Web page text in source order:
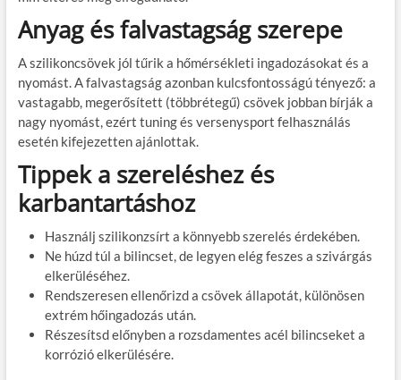
Anyag és falvastagság szerepe
A szilikoncsövek jól tűrik a hőmérsékleti ingadozásokat és a
nyomást. A falvastagság azonban kulcsfontosságú tényező: a
vastagabb, megerősített (többrétegű) csövek jobban bírják a
nagy nyomást, ezért tuning és versenysport felhasználás
esetén kifejezetten ajánlottak.
Tippek a szereléshez és
karbantartáshoz
Használj szilikonzsírt a könnyebb szerelés érdekében.
Ne húzd túl a bilincset, de legyen elég feszes a szivárgás
elkerüléséhez.
Rendszeresen ellenőrizd a csövek állapotát, különösen
extrém hőingadozás után.
Részesítsd előnyben a rozsdamentes acél bilincseket a
korrózió elkerülésére.